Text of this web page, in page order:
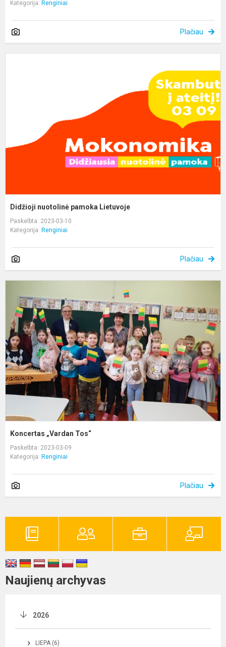
Kategorija: Renginiai
Plačiau
Didžioji nuotolinė pamoka Lietuvoje
Paskelbta: 2023-03-10
Kategorija: Renginiai
Plačiau
Koncertas „Vardan Tos“
Paskelbta: 2023-03-09
Kategorija: Renginiai
Plačiau
Naujienų archyvas
2026
LIEPA (6)